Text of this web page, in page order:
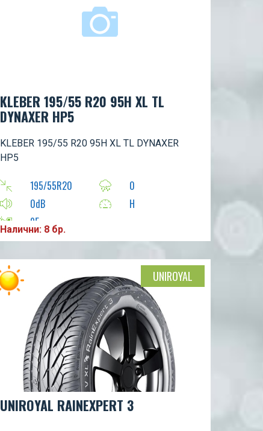
KLEBER 195/55 R20 95H XL TL
DYNAXER HP5
KLEBER 195/55 R20 95H XL TL DYNAXER
HP5
195/55R20
0
0dB
H
95
Налични: 8 бр.
UNIROYAL RAINEXPERT 3
UNIROYAL